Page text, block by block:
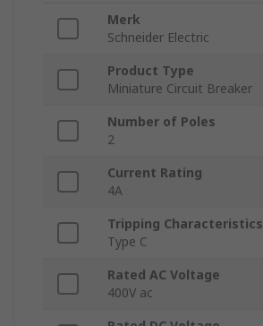
Merk
Schneider Electric
Product Type
Miniature Circuit Breaker
Number of Poles
2
Current Rating
4A
Tripping Characteristics
Type C
Rated AC Voltage
400V ac